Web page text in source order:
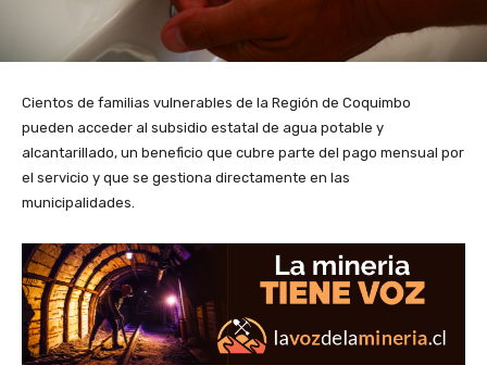
Cientos de familias vulnerables de la Región de Coquimbo
pueden acceder al subsidio estatal de agua potable y
alcantarillado, un beneficio que cubre parte del pago mensual por
el servicio y que se gestiona directamente en las
municipalidades.